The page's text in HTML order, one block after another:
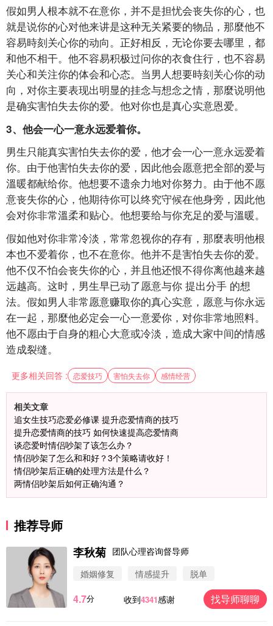
假如男人根本就不在意你，并不是担忧会丧失你的心，也
就是说你的心对他来讲是这种无关紧要的物品，那麼他不
容易時刻关心你的动向。正好相反，无论你要去哪里，都
和他不相干。他不容易积极过问你的衣食住行，也不容易
关心和关注你的体会和心态。当男人想要時刻关心你的动
向，对你主要表现出明显的挂念与想念之情，那麼说明他
是确实害怕失去你的爱。他对你也是真心实意恩爱。
3、他会一心一意永远爱着你。
男生只能真实害怕失去你的爱，他才会一心一意永远爱着
你。由于他害怕失去你的爱，因此他会愿意把全部的爱与
溫暖都献给你。他想要不遗余力地对你努力。由于他不愿
意丧失你的心，他期待你可以终究守候在他身旁，因此他
会对你非常溫柔和贴心。他想要给与你充足的爱与溫暖。
假如他对你非常冷淡，常常忽视你的存有，那麼表明他根
本也不爱着你，也不在意你。他并不是害怕失去你的爱。
他不仅不怕会丧失你的心，并且他还恨不得你离他越来越
远越高。这时，男生早已动了愿意与你 提出分手 的想
法。假如男人非常愿意赚取你的真心实意，愿意与你永远
在一起，那麼他必定会一心一意爱你，对你非常地照料。
他不愿由于自身的粗心大意或冷淡，造成大家中间的情感
造成裂缝。
更多相关回答 : 恋爱技巧 害怕失去你 感情经营
相关文章
追女生技巧恋爱必修课 提升恋爱情商的技巧
提升恋爱情商的技巧 如何快速提高恋爱情商
谈恋爱时情侣吵架了该怎么办？
情侣吵架了怎么和和好？3个策略请收好！
情侣吵架后正确的处理方法是什么？
两情侣吵架后如何正确沟通？
推荐导师
李秋菊 团队心理咨询督导师
婚姻修复
情感提升 脱单
4.7分 收到4341感谢 找导师聊聊